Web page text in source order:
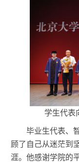
学生代表
毕业生代表、
顾了自己从迷茫到
涯。他感谢学院的